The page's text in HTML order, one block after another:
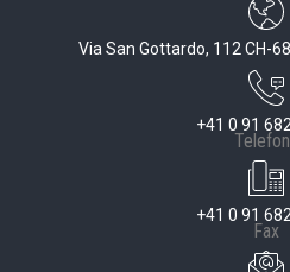
Via San Gottardo, 112 CH-
+41 0 91
+41 0 91
Fax